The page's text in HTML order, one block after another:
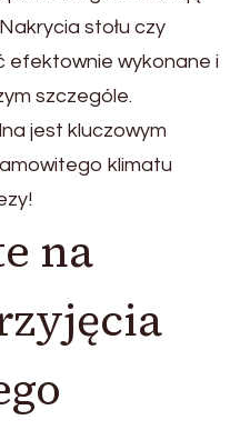
stołu czy
efektownie wykonane i
szczególe.
jest kluczowym
klimatu
na